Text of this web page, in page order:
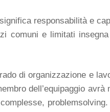
responsabilità e
comuni e limitati
di organizzazione e
dell’equipaggio